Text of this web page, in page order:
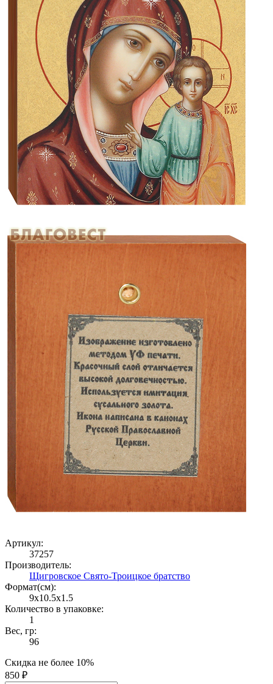
Артикул:
37257
Производитель:
Щигровское Свято-Троицкое братство
Формат(cм):
9x10.5x1.5
Количество в упаковке:
1
Вес, гр:
96
Скидка не более 10%
850 ₽